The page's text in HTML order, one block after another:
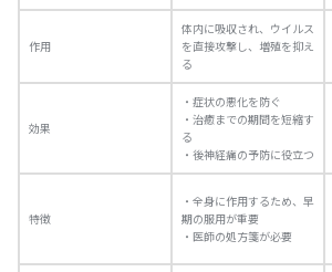
作用
体内に吸収され、ウイルス
を直接攻撃し、増殖を抑え
る
効果
・症状の悪化を防ぐ
・治癒までの期間を短縮す
る
・後神経痛の予防に役立つ
特徴
・全身に作用するため、早
期の服用が重要
・医師の処方箋が必要